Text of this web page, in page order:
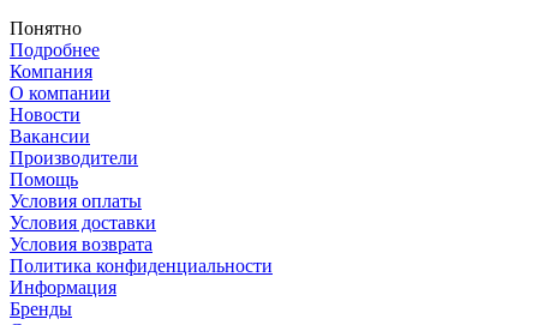
Понятно
Подробнее
Компания
О компании
Новости
Вакансии
Производители
Помощь
Условия оплаты
Условия доставки
Условия возврата
Политика конфиденциальности
Информация
Бренды